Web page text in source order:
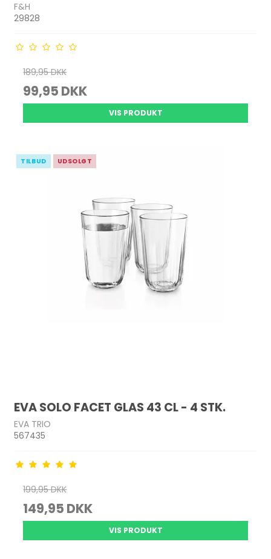
F&H
29828
189,95 DKK
99,95 DKK
VIS PRODUKT
TILBUD UDSOLGT
EVA SOLO FACET GLAS 43 CL - 4 STK.
EVA TRIO
567435
199,95 DKK
149,95 DKK
VIS PRODUKT